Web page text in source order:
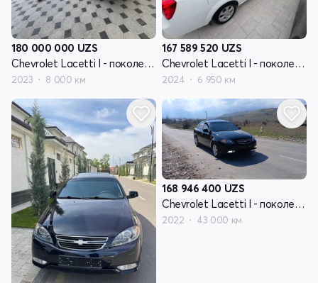
180 000 000 UZS
Chevrolet Lacetti I - поколение рестайлинг
2023 8 000 км
167 589 520 UZS
Chevrolet Lacetti I - поколение рестайлинг
2024 6 950 км
168 946 400 UZS
Chevrolet Lacetti I - поколение рестайлинг
2022 43 000 км